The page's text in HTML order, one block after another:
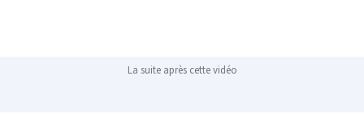
La suite après cette vidéo